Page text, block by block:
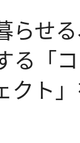
せる
る「
クト」